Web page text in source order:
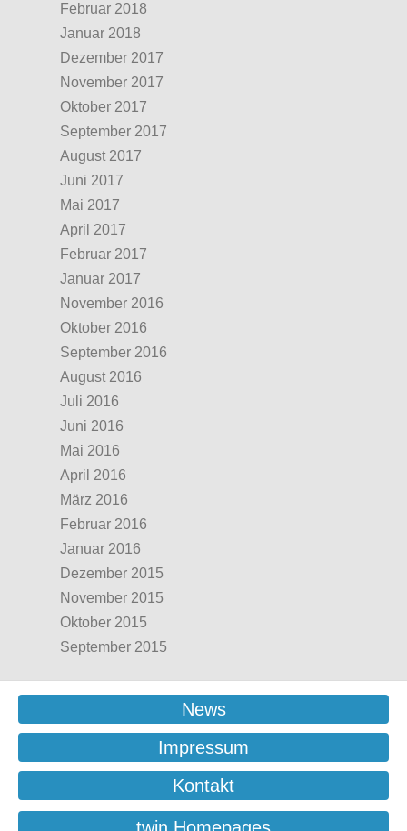
Februar 2018
Januar 2018
Dezember 2017
November 2017
Oktober 2017
September 2017
August 2017
Juni 2017
Mai 2017
April 2017
Februar 2017
Januar 2017
November 2016
Oktober 2016
September 2016
August 2016
Juli 2016
Juni 2016
Mai 2016
April 2016
März 2016
Februar 2016
Januar 2016
Dezember 2015
November 2015
Oktober 2015
September 2015
News
Impressum
Kontakt